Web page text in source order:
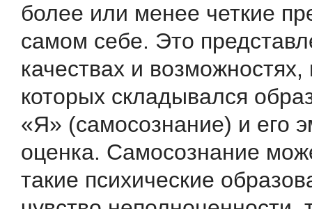
более или менее четкие
самом себе. Это
качествах и
которых складывался
«Я» (самосознание) и его
оценка. Самосознание
такие психические